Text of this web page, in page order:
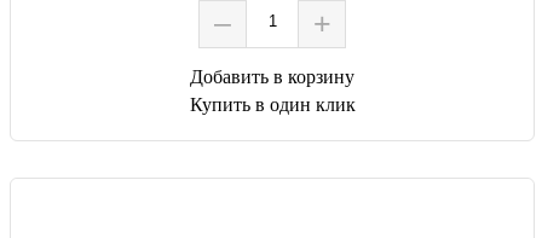
– +
Добавить в корзину
Купить в один клик